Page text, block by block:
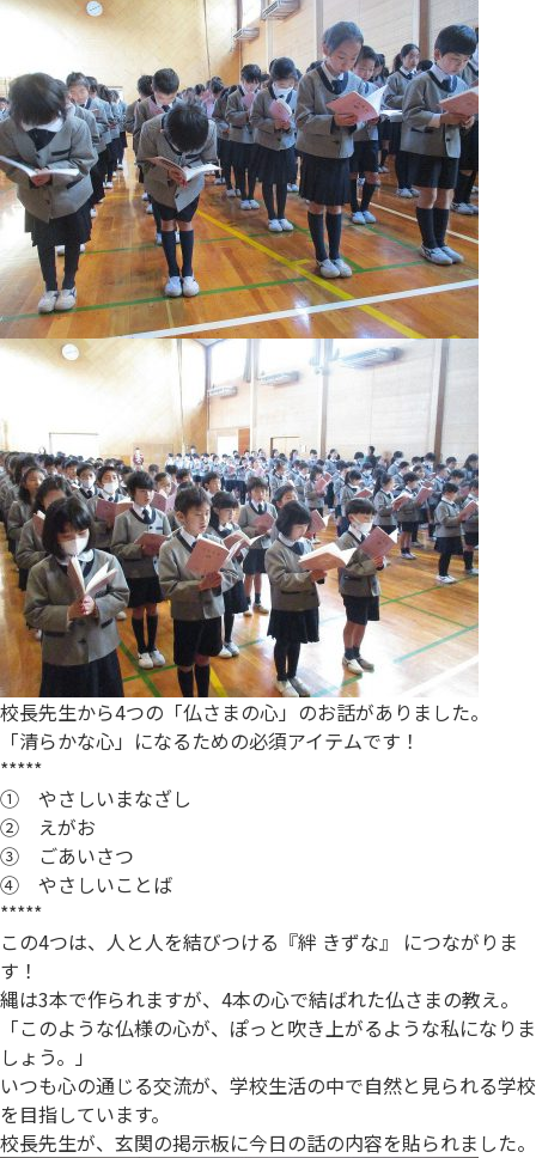
校長先生から4つの「仏さまの心」のお話がありました。
「清らかな心」になるための必須アイテムです！
*****
① やさしいまなざし
② えがお
③ ごあいさつ
④ やさしいことば
*****
この4つは、人と人を結びつける『絆 きずな』 につながりま
す！
縄は3本で作られますが、4本の心で結ばれた仏さまの教え。
「このような仏様の心が、ぽっと吹き上がるような私になりま
しょう。」
いつも心の通じる交流が、学校生活の中で自然と見られる学校
を目指しています。
校長先生が、玄関の掲示板に今日の話の内容を貼られました。